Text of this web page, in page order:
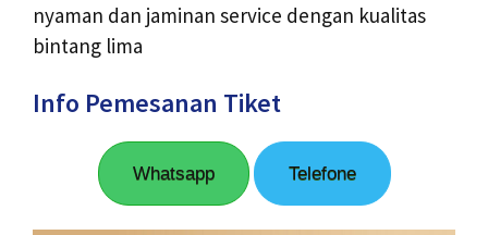
nyaman dan jaminan service dengan kualitas
bintang lima
Info Pemesanan Tiket
Whatsapp Telefone